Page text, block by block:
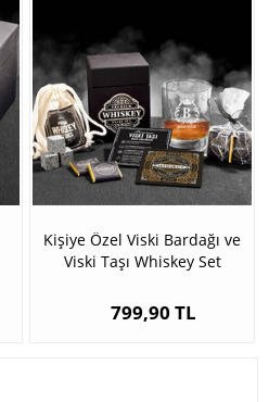
Kişiye Özel Viski Bardağı ve
Viski Taşı Whiskey Set
799,90 TL